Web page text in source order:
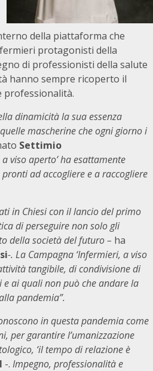
della piattaforma che
protagonisti della
di professionisti della salute
hanno sempre ricoperto il
professionalità.
dinamicità la sua essenza
mascherine che ogni giorno i
Settimio
viso aperto’ ha esattamente
ad accogliere e a raccogliere
in Chiesi con il lancio del primo
di perseguire non solo gli
della società del futuro – ha
-. La Campagna ‘Infermieri, a viso
tangibile, di condivisione di
ai quali non può che andare la
pandemia”.
in questa pandemia come
per garantire l’umanizzazione
‘il tempo di relazione è
-. Impegno, professionalità e